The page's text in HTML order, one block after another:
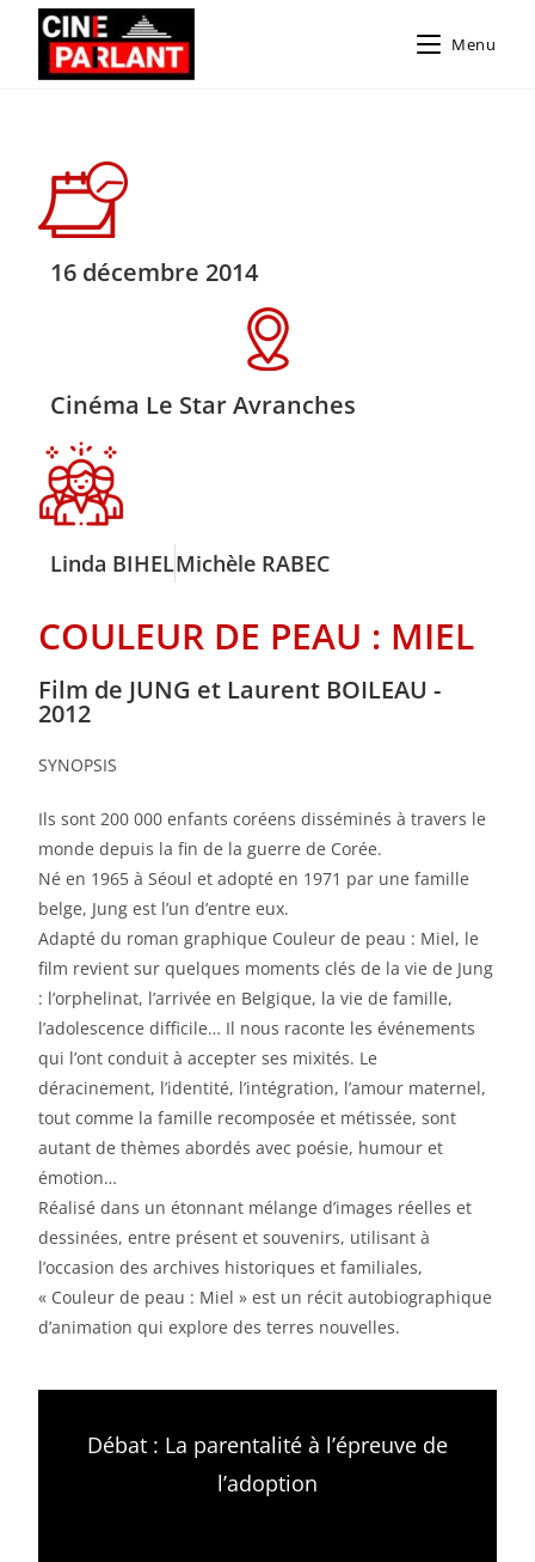
Menu
16 décembre 2014
Cinéma Le Star Avranches
Linda BIHELMichèle RABEC
COULEUR DE PEAU : MIEL
Film de JUNG et Laurent BOILEAU -
2012
SYNOPSIS
Ils sont 200 000 enfants coréens disséminés à travers le
monde depuis la fin de la guerre de Corée.
Né en 1965 à Séoul et adopté en 1971 par une famille
belge, Jung est l’un d’entre eux.
Adapté du roman graphique Couleur de peau : Miel, le
film revient sur quelques moments clés de la vie de Jung
: l’orphelinat, l’arrivée en Belgique, la vie de famille,
l’adolescence difficile… Il nous raconte les événements
qui l’ont conduit à accepter ses mixités. Le
déracinement, l’identité, l’intégration, l’amour maternel,
tout comme la famille recomposée et métissée, sont
autant de thèmes abordés avec poésie, humour et
émotion…
Réalisé dans un étonnant mélange d’images réelles et
dessinées, entre présent et souvenirs, utilisant à
l’occasion des archives historiques et familiales,
« Couleur de peau : Miel » est un récit autobiographique
d’animation qui explore des terres nouvelles.
Débat : La parentalité à l’épreuve de
l’adoption